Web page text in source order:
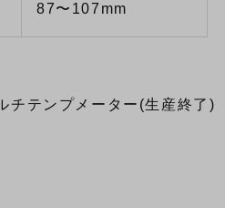
87〜107mm
チテンプメーター(生産終了)